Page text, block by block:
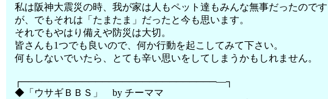
私は阪神大震災の時、我が家は人もペット達もみんな無事だったのです
が、でもそれは「たまたま」だったと今も思います。
それでもやはり備えや防災は大切。
皆さんも1つでも良いので、何か行動を起こしてみて下さい。
何もしないでいたら、とても辛い思いをしてしまうかもしれません。
┌─────────────────────────────―┐
◆「ウサギＢＢＳ」 by チーママ